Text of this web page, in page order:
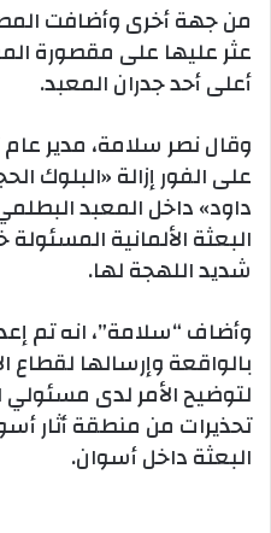
من جهة أخرى وأضافت
أعلى أحد جدران المعبد.
وقال نصر سلامة، مدير عام
على الفور إزالة «البلوك
داود» داخل المعبد
البعثة الألمانية
شديد اللهجة لها.
وأضاف “سلامة”، انه تم
بالواقعة وإرسالها لقطاع
لتوضيح الأمر لدى مسئولي
تحذيرات من منطقة أثار
البعثة داخل أسوان.